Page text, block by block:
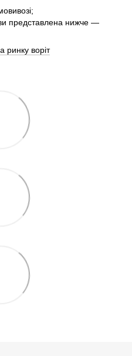
представлена нижче —
ринку воріт